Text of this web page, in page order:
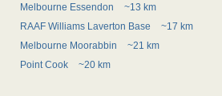
Melbourne Essendon
~13 km
RAAF Williams Laverton Base
~17 km
Melbourne Moorabbin
~21 km
Point Cook
~20 km